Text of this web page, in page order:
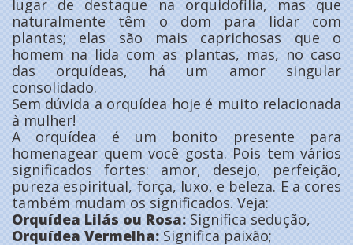
lugar de destaque na orquidofilia, mas que
naturalmente têm o dom para lidar com
plantas; elas são mais caprichosas que o
homem na lida com as plantas, mas, no caso
das orquídeas, há um amor singular
consolidado.
Sem dúvida a orquídea hoje é muito relacionada
à mulher!
A orquídea é um bonito presente para
homenagear quem você gosta. Pois tem vários
significados fortes: amor, desejo, perfeição,
pureza espiritual, força, luxo, e beleza. E a cores
também mudam os significados. Veja:
Orquídea Lilás ou Rosa: Significa sedução,
Orquídea Vermelha: Significa paixão;